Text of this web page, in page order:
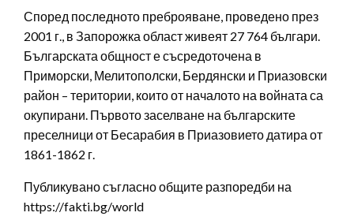
Според последното преброяване, проведено през
2001 г., в Запорожка област живеят 27 764 българи.
Българската общност е съсредоточена в
Приморски, Мелитополски, Бердянски и Приазовски
район – територии, които от началото на войната са
окупирани. Първото заселване на българските
преселници от Бесарабия в Приазовието датира от
1861-1862 г.
Публикувано съгласно общите разпоредби на
https://fakti.bg/world